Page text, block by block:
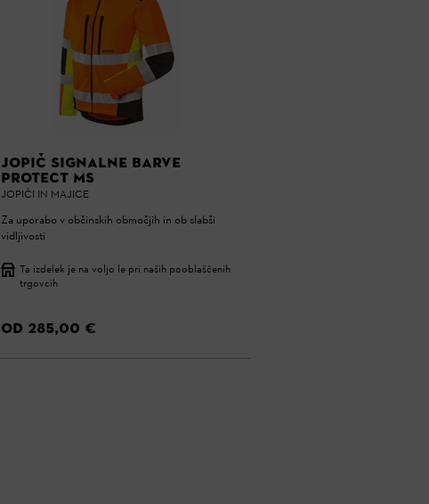
JOPIČ SIGNALNE BARVE
PROTECT MS
JOPIČI IN MAJICE
Za uporabo v občinskih območjih in ob slabši
vidljivosti
Ta izdelek je na voljo le pri naših pooblaščenih
trgovcih
OD 285,00 €